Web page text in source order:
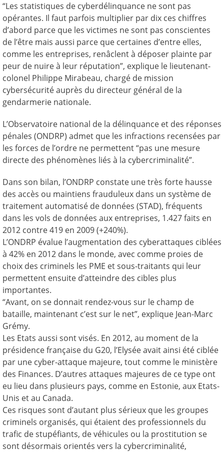
“Les statistiques de cyberdélinquance ne sont pas
opérantes. Il faut parfois multiplier par dix ces chiffres
d’abord parce que les victimes ne sont pas conscientes
de l’être mais aussi parce que certaines d’entre elles,
comme les entreprises, renâclent à déposer plainte par
peur de nuire à leur réputation”, explique le lieutenant-
colonel Philippe Mirabeau, chargé de mission
cybersécurité auprès du directeur général de la
gendarmerie nationale.
L’Observatoire national de la délinquance et des réponses
pénales (ONDRP) admet que les infractions recensées par
les forces de l’ordre ne permettent “pas une mesure
directe des phénomènes liés à la cybercriminalité”.
Dans son bilan, l’ONDRP constate une très forte hausse
des accès ou maintiens frauduleux dans un système de
traitement automatisé de données (STAD), fréquents
dans les vols de données aux entreprises, 1.427 faits en
2012 contre 419 en 2009 (+240%).
L’ONDRP évalue l’augmentation des cyberattaques ciblées
à 42% en 2012 dans le monde, avec comme proies de
choix des criminels les PME et sous-traitants qui leur
permettent ensuite d’atteindre des cibles plus
importantes.
“Avant, on se donnait rendez-vous sur le champ de
bataille, maintenant c’est sur le net”, explique Jean-Marc
Grémy.
Les Etats aussi sont visés. En 2012, au moment de la
présidence française du G20, l’Elysée avait ainsi été ciblée
par une cyber-attaque majeure, tout comme le ministère
des Finances. D’autres attaques majeures de ce type ont
eu lieu dans plusieurs pays, comme en Estonie, aux Etats-
Unis et au Canada.
Ces risques sont d’autant plus sérieux que les groupes
criminels organisés, qui étaient des professionnels du
trafic de stupéfiants, de véhicules ou la prostitution se
sont désormais orientés vers la cybercriminalité,